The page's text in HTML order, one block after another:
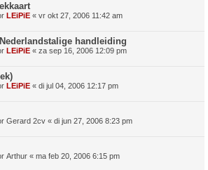
LEiPiE « vr okt 27, 2006 11:42 am
handleiding
LEiPiE « za sep 16, 2006 12:09 pm
LEiPiE « di jul 04, 2006 12:17 pm
Gerard 2cv « di jun 27, 2006 8:23 pm
Arthur « ma feb 20, 2006 6:15 pm